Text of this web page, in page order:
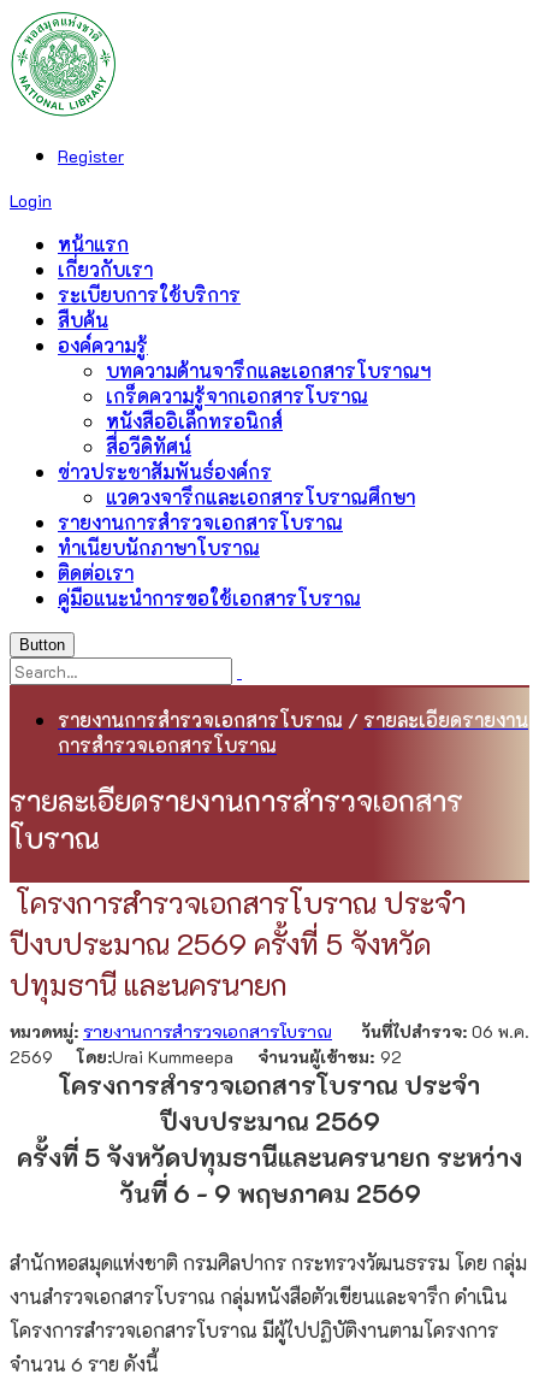
Register
Login
หน้าแรก
เกี่ยวกับเรา
ระเบียบการใช้บริการ
สืบค้น
องค์ความรู้
บทความด้านจารึกและเอกสารโบราณฯ
เกร็ดความรู้จากเอกสารโบราณ
หนังสืออิเล็กทรอนิกส์
สื่อวีดิทัศน์
ข่าวประชาสัมพันธ์องค์กร
แวดวงจารึกและเอกสารโบราณศึกษา
รายงานการสำรวจเอกสารโบราณ
ทำเนียบนักภาษาโบราณ
ติดต่อเรา
คู่มือแนะนำการขอใช้เอกสารโบราณ
Button
รายงานการสำรวจเอกสารโบราณ / รายละเอียดรายงาน
การสำรวจเอกสารโบราณ
รายละเอียดรายงานการสำรวจเอกสาร
โบราณ
โครงการสำรวจเอกสารโบราณ ประจำ
ปีงบประมาณ 2569 ครั้งที่ 5 จังหวัด
ปทุมธานี และนครนายก
หมวดหมู่: รายงานการสำรวจเอกสารโบราณ วันที่ไปสำรวจ: 06 พ.ค.
2569
โดย:Urai Kummeepa จำนวนผู้เข้าชม: 92
โครงการสำรวจเอกสารโบราณ ประจำ
ปีงบประมาณ 2569
ครั้งที่ 5 จังหวัดปทุมธานีและนครนายก ระหว่าง
วันที่ 6 - 9 พฤษภาคม 2569
สำนักหอสมุดแห่งชาติ กรมศิลปากร กระทรวงวัฒนธรรม โดย กลุ่ม
งานสำรวจเอกสารโบราณ กลุ่มหนังสือตัวเขียนและจารึก ดำเนิน
โครงการสำรวจเอกสารโบราณ มีผู้ไปปฏิบัติงานตามโครงการ
จำนวน 6 ราย ดังนี้